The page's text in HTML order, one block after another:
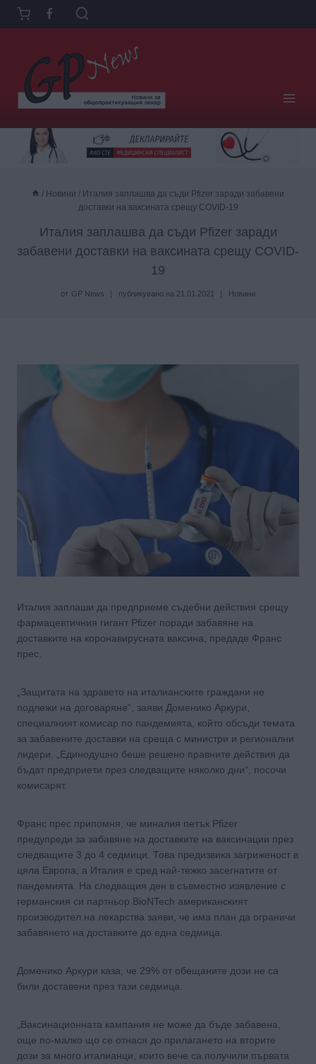
Към
съдържанието
/ Новини / Италия заплашва да съди Pfizer заради забавени
доставки на ваксината срещу COVID-19
Италия заплашва да съди Pfizer заради
забавени доставки на ваксината срещу COVID-
19
от GP News публикувано на 21.01.2021 Новини
Италия заплаши да предприеме съдебни действия срещу
фармацевтичния гигант Pfizer поради забавяне на
доставките на коронавирусната ваксина, предаде Франс
прес.
„Защитата на здравето на италианските граждани не
подлежи на договаряне“, заяви Доменико Аркури,
специалният комисар по пандемията, който обсъди темата
за забавените доставки на среща с министри и регионални
лидери. „Единодушно беше решено правните действия да
бъдат предприети през следващите няколко дни“, посочи
комисарят.
Франс прес припомня, че миналия петък Pfizer
предупреди за забавяне на доставките на ваксинации през
следващите 3 до 4 седмици. Това предизвика загриженост в
цяла Европа, а Италия е сред най-тежко засегнатите от
пандемията. На следващия ден в съвместно изявление с
германския си партньор BioNTech американският
производител на лекарства заяви, че има план да ограничи
забавянето на доставките до една седмица.
Доменико Аркури каза, че 29% от обещаните дози не са
били доставени през тази седмица.
„Ваксинационната кампания не може да бъде забавена,
още по-малко що се отнася до прилагането на вторите
дози за много италианци, които вече са получили първата